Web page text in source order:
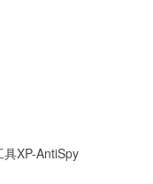
XP-AntiSpy